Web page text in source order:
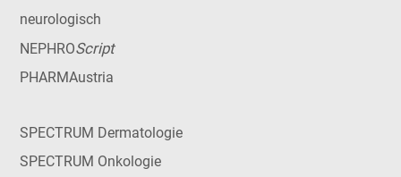
neurologisch
NEPHROScript
PHARMAustria
SPECTRUM Dermatologie
SPECTRUM Onkologie